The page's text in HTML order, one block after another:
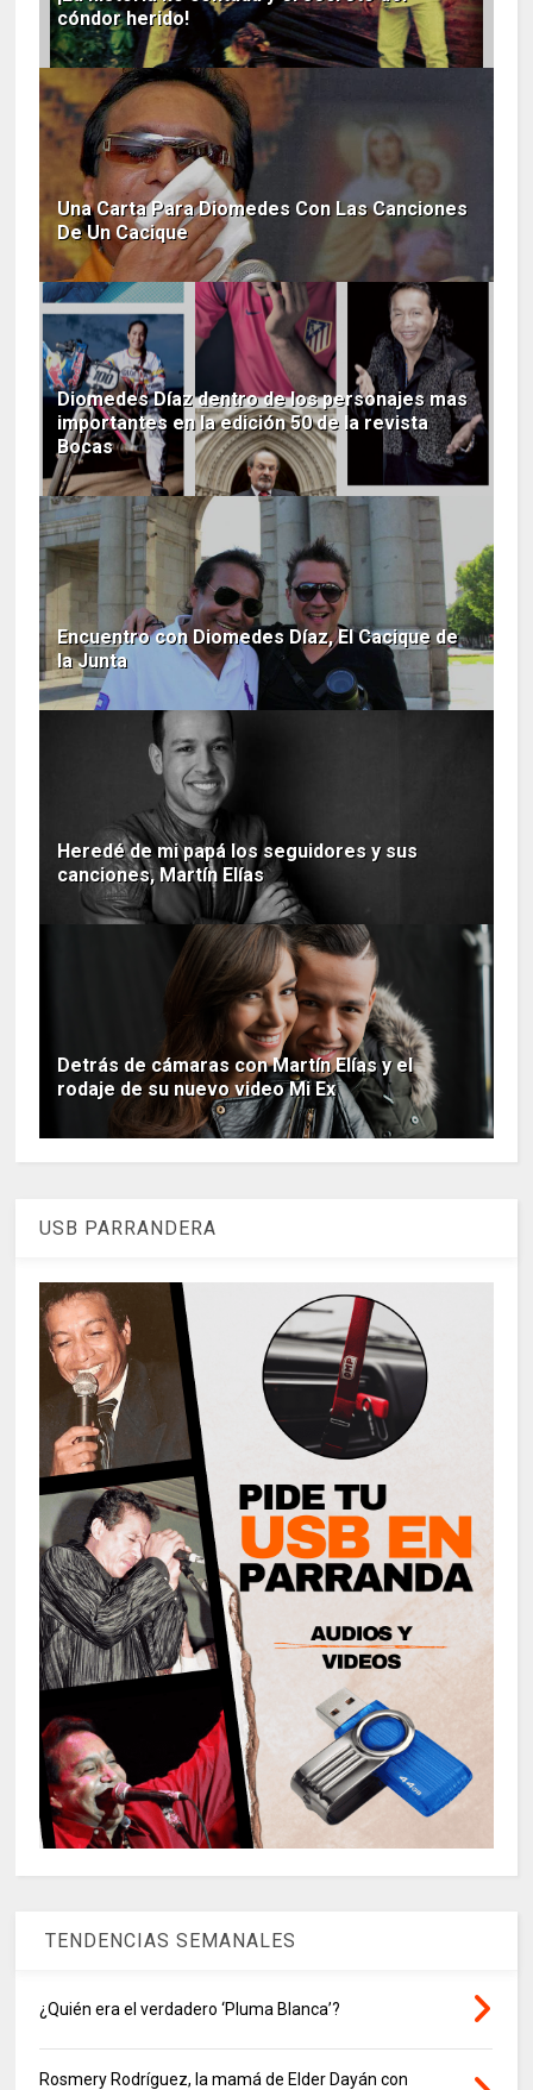
cóndor herido!
Una Carta Para Diomedes Con Las Canciones
De Un Cacique
Diomedes Díaz dentro de los personajes mas
importantes en la edición 50 de la revista
Bocas
Encuentro con Diomedes Díaz, El Cacique de
la Junta
Heredé de mi papá los seguidores y sus
canciones, Martín Elías
Detrás de cámaras con Martín Elías y el
rodaje de su nuevo video Mi Ex
USB PARRANDERA
TENDENCIAS SEMANALES
¿Quién era el verdadero ‘Pluma Blanca’?
Rosmery Rodríguez, la mamá de Elder Dayán con